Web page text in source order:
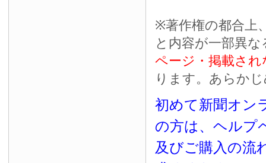
※著作権の都合上
と内容が一部異な
ページ・掲載され
ります。あらか
初めて新聞オン
の方は、ヘルプ
及びご購入の流